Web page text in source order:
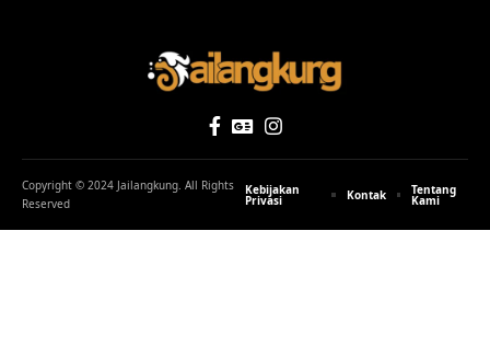
Copyright © 2024 Jailangkung. All Rights
Reserved
Kebijakan
Privasi Kontak Tentang
Kami